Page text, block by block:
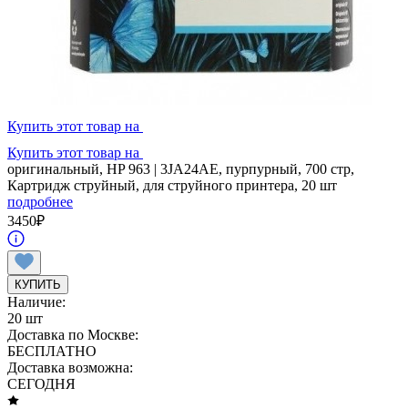
Купить этот товар на
Купить этот товар на
оригинальный, HP 963 | 3JA24AE, пурпурный, 700 стр,
Картридж струйный, для струйного принтера, 20 шт
подробнее
3450₽
КУПИТЬ
Наличие:
20 шт
Доставка по Москве:
БЕСПЛАТНО
Доставка возможна:
СЕГОДНЯ